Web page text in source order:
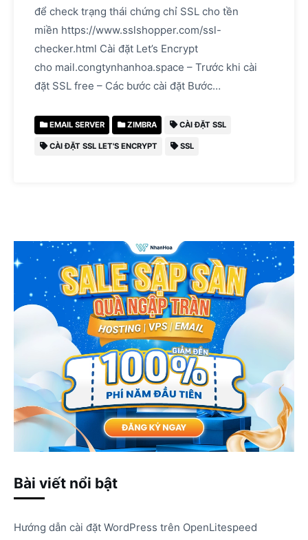
để check trạng thái chứng chỉ SSL cho tền
miền https://www.sslshopper.com/ssl-
checker.html Cài đặt Let’s Encrypt
cho mail.congtynhanhoa.space – Trước khi cài
đặt SSL free – Các bước cài đặt Bước…
EMAIL SERVER ZIMBRA CÀI ĐẶT SSL
CÀI ĐẶT SSL LET'S ENCRYPT SSL
Bài viết nổi bật
Hướng dẫn cài đặt WordPress trên OpenLitespeed